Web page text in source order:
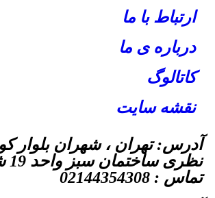
ارتباط با ما
درباره ی ما
کاتالوگ
نقشه سایت
آدرس: تهران ، شهران بلوار
تماس : 02144354308